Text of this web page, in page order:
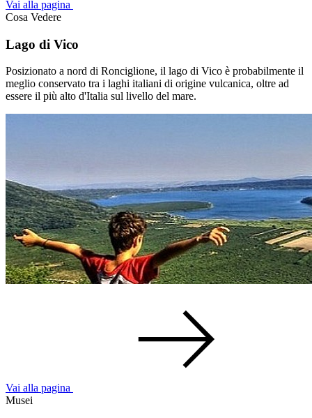
Vai alla pagina
Cosa Vedere
Lago di Vico
Posizionato a nord di Ronciglione, il lago di Vico è probabilmente il
meglio conservato tra i laghi italiani di origine vulcanica, oltre ad
essere il più alto d'Italia sul livello del mare.
Vai alla pagina
Musei